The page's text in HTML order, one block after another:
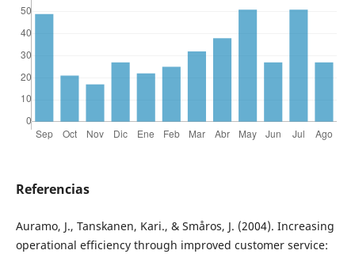
Referencias
Auramo, J., Tanskanen, Kari., & Småros, J. (2004). Increasing
operational efficiency through improved customer service: